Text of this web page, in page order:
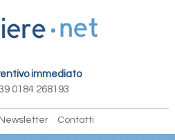
immediato
0184 268193
Newsletter Contatti